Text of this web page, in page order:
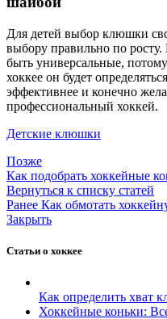
Для детей выбор клюшки
выбору правильно по
быть универсальные,
хоккее он будет
эффективнее и конечно
профессиональный хоккей.
Детские клюшки
Позже
Как подобрать хоккейные
Вернуться к списку статей
Ранее Как обмотать
Закрыть
Статьи о хоккее
Как определить хват
Хоккейные коньки: